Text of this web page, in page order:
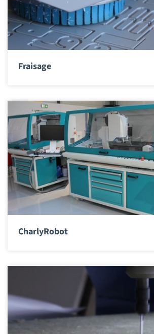
Fraisage
CharlyRobot